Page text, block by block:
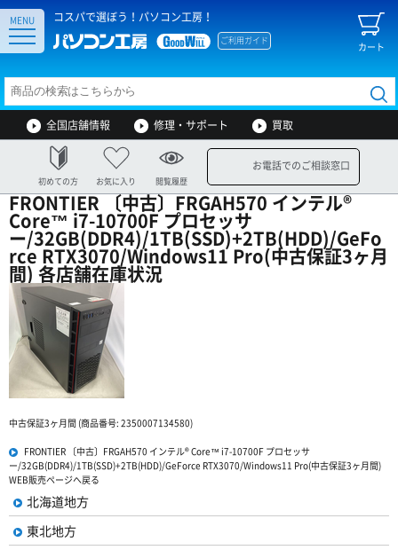
コスパで選ぼう！パソコン工房！
カート
ご利用ガイド
MENU
全国店舗情報 修理・サポート 買取
初めての方 お気に入り 閲覧履歴
お電話でのご相談窓口
FRONTIER 〔中古〕FRGAH570 インテル®
Core™ i7-10700F プロセッサ
ー/32GB(DDR4)/1TB(SSD)+2TB(HDD)/GeFo
rce RTX3070/Windows11 Pro(中古保証3ヶ月
間) 各店舗在庫状況
中古保証3ヶ月間 (商品番号: 2350007134580)
FRONTIER 〔中古〕FRGAH570 インテル® Core™ i7-10700F プロセッサ
ー/32GB(DDR4)/1TB(SSD)+2TB(HDD)/GeForce RTX3070/Windows11 Pro(中古保証3ヶ月間)
WEB販売ページへ戻る
北海道地方
東北地方